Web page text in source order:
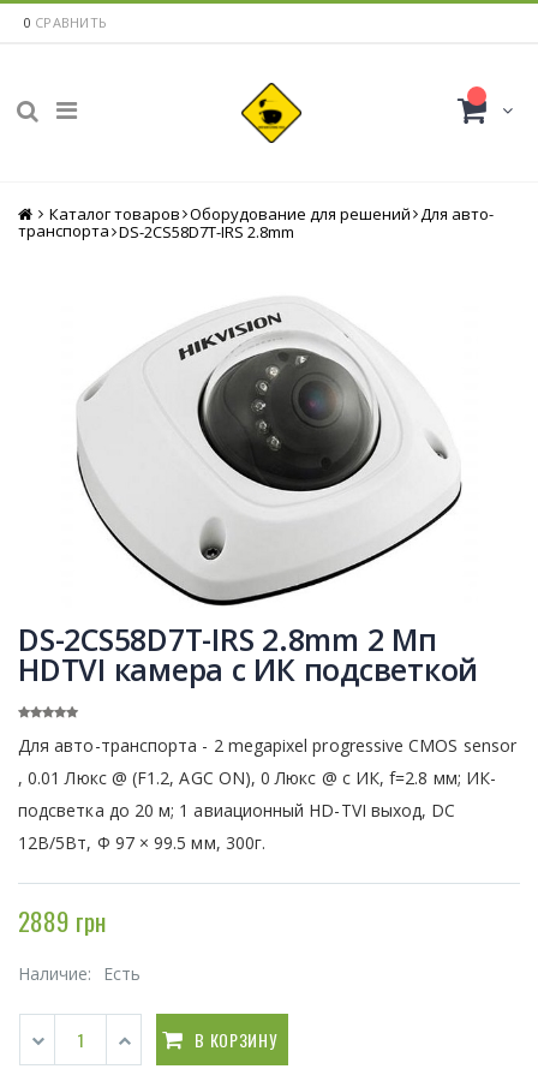
0 СРАВНИТЬ
Главная
Каталог товаров Оборудование для решений Для авто-
транспорта DS-2CS58D7T-IRS 2.8mm
DS-2CS58D7T-IRS 2.8mm 2 Мп
HDTVI камера с ИК подсветкой
Для авто-транспорта - 2 megapixel progressive CMOS sensor
, 0.01 Люкс @ (F1.2, АGC ON), 0 Люкс @ с ИК, f=2.8 мм; ИК-
подсветка до 20 м; 1 авиационный HD-TVI выход, DC
12В/5Вт, Ф 97 × 99.5 мм, 300г.
2889 грн
Наличие: Есть
В КОРЗИНУ